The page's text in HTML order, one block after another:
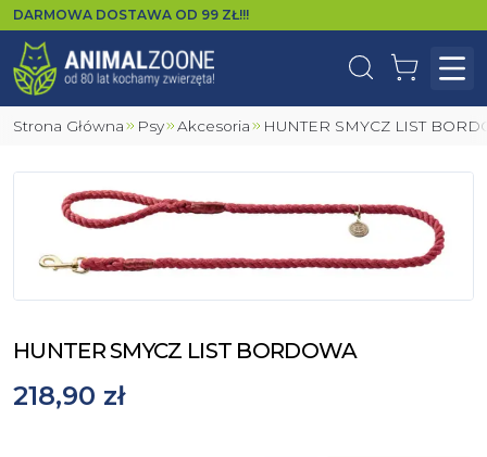
DARMOWA DOSTAWA OD 99 ZŁ!!!
WyszukajKoszyk
Strona Główna Psy Akcesoria HUNTER SMYCZ LIST
HUNTER SMYCZ LIST BORDOWA
218,90 zł